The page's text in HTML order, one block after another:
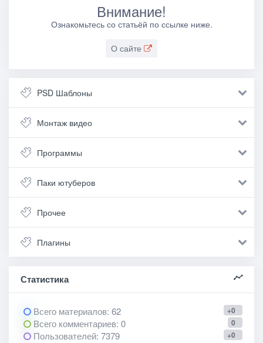
Внимание!
Ознакомьтесь со статьёй по ссылке ниже.
О сайте
PSD Шаблоны
Монтаж видео
Программы
Паки ютуберов
Прочее
Плагины
Статистика
+0
Всего материалов: 62
0
Всего комментариев: 0
+0
Пользователей: 7379